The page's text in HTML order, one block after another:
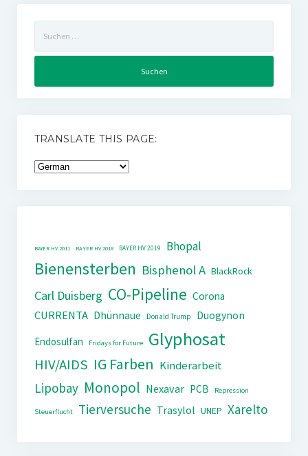
nach:
TRANSLATE THIS PAGE:
BAYER HV 2011 BAYER HV 2018 BAYER HV 2019 Bhopal
Bienensterben Bisphenol A BlackRock
Carl Duisberg CO-Pipeline Corona
CURRENTA Dhünnaue Donald Trump
Duogynon
Endosulfan
Fridays for Future Glyphosat
HIV/AIDS IG Farben Kinderarbeit
Lipobay Monopol Nexavar PCB Repression
Steuerflucht Tierversuche Trasylol UNEP Xarelto